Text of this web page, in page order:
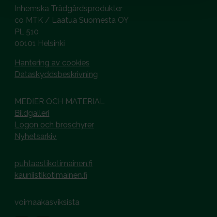
Inhemska Trädgårdsprodukter
co MTK / Laatua Suomesta OY
PL 510
00101 Helsinki
Hantering av cookies
Dataskyddsbeskrivning
MEDIER OCH MATERIAL
Bildgalleri
Logon och broschyrer
Nyhetsarkiv
puhtaastikotimainen.fi
kauniistikotimainen.fi
voimaakasviksista